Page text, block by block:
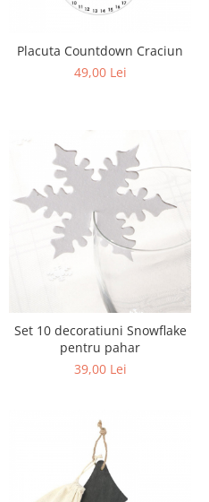
Placuta Countdown Craciun
49,00 Lei
Set 10 decoratiuni Snowflake
pentru pahar
39,00 Lei